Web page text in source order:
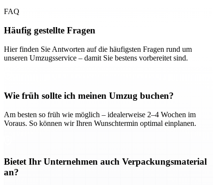
FAQ
Häufig gestellte Fragen
Hier finden Sie Antworten auf die häufigsten Fragen rund um
unseren Umzugsservice – damit Sie bestens vorbereitet sind.
Wie früh sollte ich meinen Umzug buchen?
Am besten so früh wie möglich – idealerweise 2–4 Wochen im
Voraus. So können wir Ihren Wunschtermin optimal einplanen.
Bietet Ihr Unternehmen auch Verpackungsmaterial
an?